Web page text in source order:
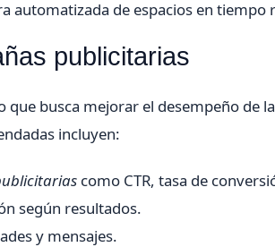
automatizada de espacios en tiempo
publicitarias
busca mejorar el desempeño de
incluyen:
como CTR, tasa de
según resultados.
y mensajes.